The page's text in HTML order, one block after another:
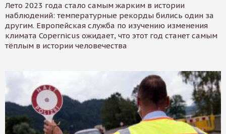
Лето 2023 года стало самым жарким в истории
наблюдений: температурные рекорды бились один за
другим. Европейская служба по изучению изменения
климата Copernicus ожидает, что этот год станет самым
тёплым в истории человечества